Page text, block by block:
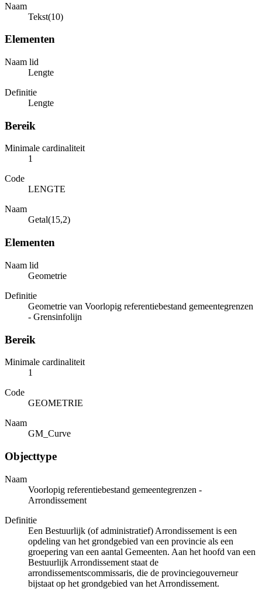
Naam
Tekst(10)
Elementen
Naam lid
Lengte
Definitie
Lengte
Bereik
Minimale cardinaliteit
1
Code
LENGTE
Naam
Getal(15,2)
Elementen
Naam lid
Geometrie
Definitie
Geometrie van Voorlopig referentiebestand gemeentegrenzen
- Grensinfolijn
Bereik
Minimale cardinaliteit
1
Code
GEOMETRIE
Naam
GM_Curve
Objecttype
Naam
Voorlopig referentiebestand gemeentegrenzen -
Arrondissement
Definitie
Een Bestuurlijk (of administratief) Arrondissement is een
opdeling van het grondgebied van een provincie als een
groepering van een aantal Gemeenten. Aan het hoofd van een
Bestuurlijk Arrondissement staat de
arrondissementscommissaris, die de provinciegouverneur
bijstaat op het grondgebied van het Arrondissement.